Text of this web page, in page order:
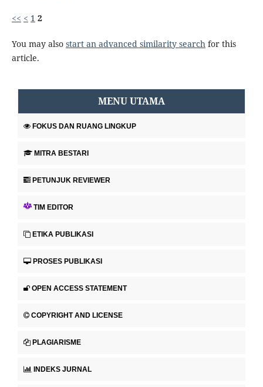
<< < 1 2
You may also start an advanced similarity searchfor this
article.
MENU UTAMA
FOKUS DAN RUANG LINGKUP
MITRA BESTARI
PETUNJUK REVIEWER
TIM EDITOR
ETIKA PUBLIKASI
PROSES PUBLIKASI
OPEN ACCESS STATEMENT
COPYRIGHT AND LICENSE
PLAGIARISME
INDEKS JURNAL